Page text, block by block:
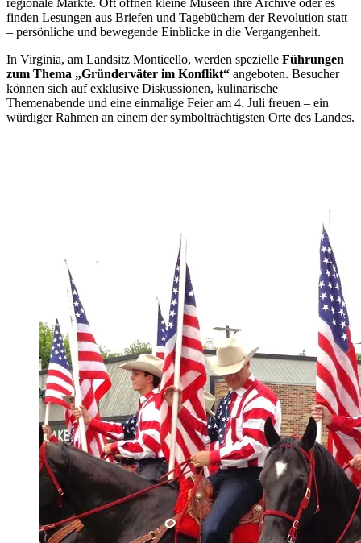
finden Lesungen aus Briefen und Tagebüchern der Revolution statt
– persönliche und bewegende Einblicke in die Vergangenheit.
In Virginia, am Landsitz Monticello, werden spezielle Führungen
zum Thema „Gründerväter im Konflikt“ angeboten. Besucher
können sich auf exklusive Diskussionen, kulinarische
Themenabende und eine einmalige Feier am 4. Juli freuen – ein
würdiger Rahmen an einem der symbolträchtigsten Orte des Landes.